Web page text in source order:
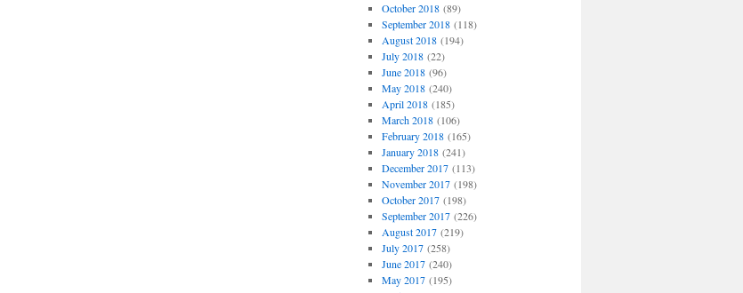
October 2018(89)
September 2018(118)
August 2018(194)
July 2018(22)
June 2018(96)
May 2018(240)
April 2018(185)
March 2018(106)
February 2018(165)
January 2018(241)
December 2017(113)
November 2017(198)
October 2017(198)
September 2017(226)
August 2017(219)
July 2017(258)
June 2017(240)
May 2017(195)